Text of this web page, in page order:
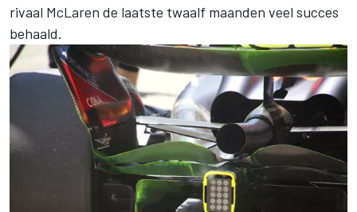
rivaal McLaren de laatste twaalf maanden veel succes
behaald.